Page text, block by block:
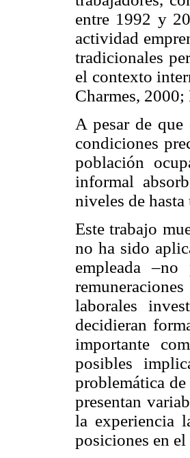
entre 1992 y
actividad
tradicionales
el contexto
Charmes,
A pesar de
condiciones
población
informal
niveles de
Este trabajo
no ha sido
empleada
laborales
decidieran
importante
posibles
problemática
presentan
la experiencia
posiciones en